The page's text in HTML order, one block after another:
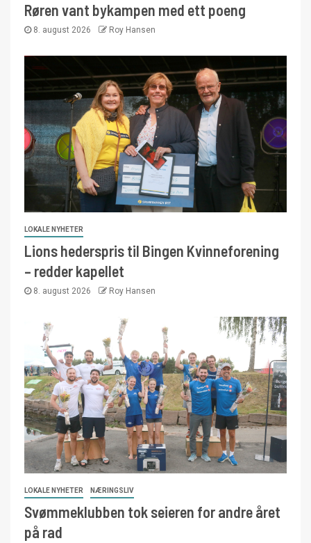
Røren vant bykampen med ett poeng
8. august 2026 Roy Hansen
LOKALE NYHETER
Lions hederspris til Bingen Kvinneforening
– redder kapellet
8. august 2026 Roy Hansen
LOKALE NYHETER NÆRINGSLIV
Svømmeklubben tok seieren for andre året
på rad